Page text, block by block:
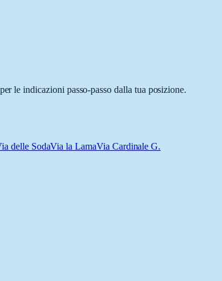
le indicazioni passo-passo dalla tua posizione.
delle SodaVia la LamaVia Cardinale G.